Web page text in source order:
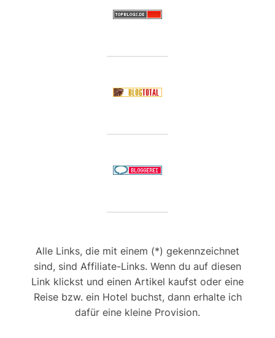
Alle Links, die mit einem (*) gekennzeichnet
sind, sind Affiliate-Links. Wenn du auf diesen
Link klickst und einen Artikel kaufst oder eine
Reise bzw. ein Hotel buchst, dann erhalte ich
dafür eine kleine Provision.